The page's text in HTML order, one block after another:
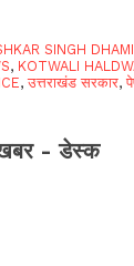
SINGH DHAMI
, KOTWALI
,उत्तराखंड सरकार,
- डेस्क